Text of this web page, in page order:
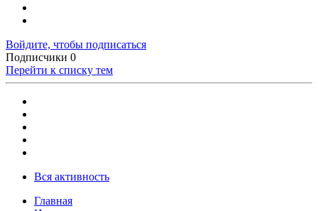
Войдите, чтобы подписаться
Подписчики 0
Перейти к списку тем
Вся активность
Главная